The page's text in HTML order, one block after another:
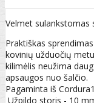
Velmet sulankstomas
Praktiškas
kovinių užduočių
kilimėlis neužima
apsaugos nuo šalčio.
Pagaminta iš
Užpildo storis - 10